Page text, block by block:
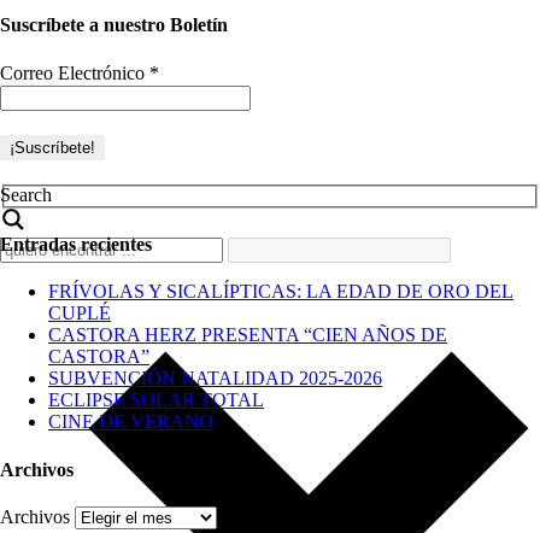
Suscríbete a nuestro Boletín
Correo Electrónico *
Search
Entradas recientes
FRÍVOLAS Y SICALÍPTICAS: LA EDAD DE ORO DEL
CUPLÉ
CASTORA HERZ PRESENTA “CIEN AÑOS DE
CASTORA”
SUBVENCIÓN NATALIDAD 2025-2026
ECLIPSE SOLAR TOTAL
CINE DE VERANO
Archivos
Archivos